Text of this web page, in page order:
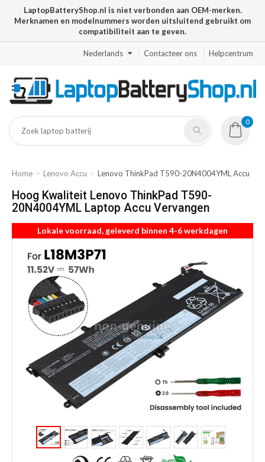
LaptopBatteryShop.nl is niet verbonden aan OEM-merken.
Merknamen en modelnummers worden uitsluitend gebruikt om
compatibiliteit aan te geven.
Nederlands Contacteer ons Helpcentrum
0
Home Lenovo Accu Lenovo ThinkPad T590-20N4004YML Accu
Hoog Kwaliteit Lenovo ThinkPad T590-
20N4004YML Laptop Accu Vervangen
Lokale voorraad, geleverd binnen 4-6 werkdagen